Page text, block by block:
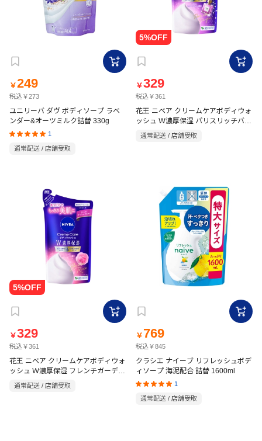
￥249
税込￥273
ユニリーバ ダヴ ボディソープ ラベ
ンダー&オーツミルク詰替 330g
1
通常配送 / 店舗受取
￥329
税込￥361
花王 ニベア クリームケアボディウォ
ッシュ Ｗ濃厚保湿 パリスリッチバル
ファンの香り つめかえ用 340mL
通常配送 / 店舗受取
￥329
税込￥361
花王 ニベア クリームケアボディウォ
ッシュ Ｗ濃厚保湿 フレンチガーデン
ローズの香り つめかえ用 340mL
通常配送 / 店舗受取
￥ 769
税込￥845
クラシエ ナイーブ リフレッシュボデ
ィソープ 海泥配合 詰替 1600ml
1
通常配送 / 店舗受取